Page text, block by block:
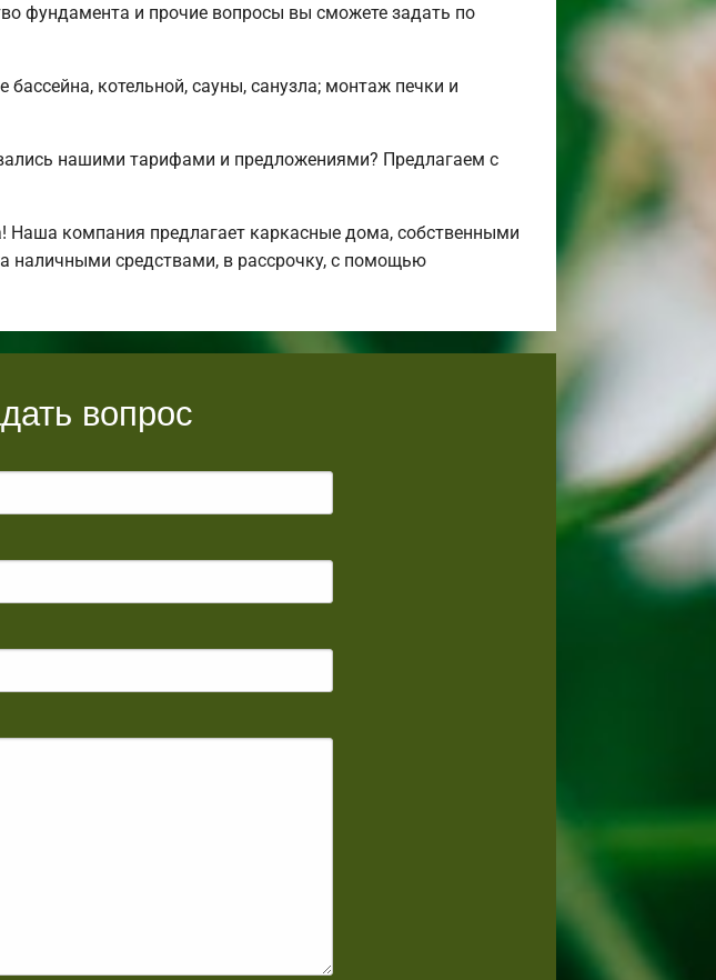
фундамента и прочие вопросы вы сможете задать по
котельной, сауны, санузла; монтаж печки и
нашими тарифами и предложениями? Предлагаем с
компания предлагает каркасные дома, собственными
наличными средствами, в рассрочку, с помощью
вопрос